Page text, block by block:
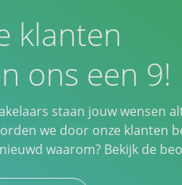
klanten
ons een 9!
staan jouw wensen
we door onze klanten
waarom? Bekijk de